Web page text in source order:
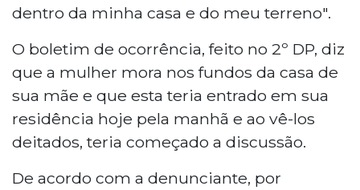
dentro da minha casa e do meu terreno".
O boletim de ocorrência, feito no 2º DP, diz
que a mulher mora nos fundos da casa de
sua mãe e que esta teria entrado em sua
residência hoje pela manhã e ao vê-los
deitados, teria começado a discussão.
De acordo com a denunciante, por